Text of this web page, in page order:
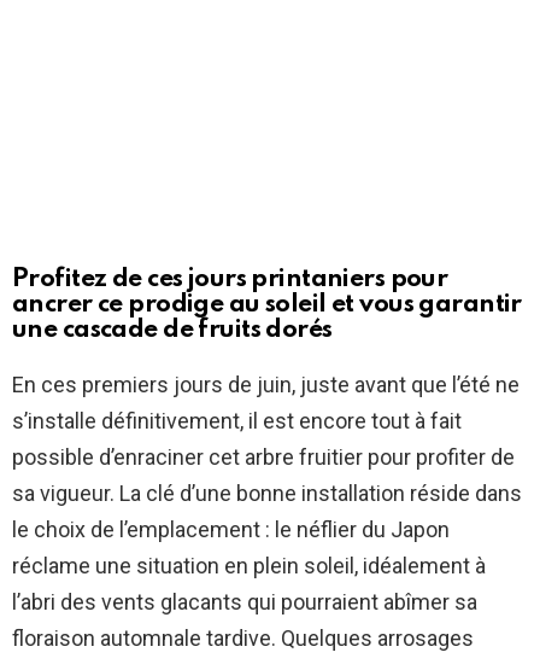
Profitez de ces jours printaniers pour
ancrer ce prodige au soleil et vous garantir
une cascade de fruits dorés
En ces premiers jours de juin, juste avant que l’été ne
s’installe définitivement, il est encore tout à fait
possible d’enraciner cet arbre fruitier pour profiter de
sa vigueur. La clé d’une bonne installation réside dans
le choix de l’emplacement : le néflier du Japon
réclame une situation en plein soleil, idéalement à
l’abri des vents glacants qui pourraient abîmer sa
floraison automnale tardive. Quelques arrosages